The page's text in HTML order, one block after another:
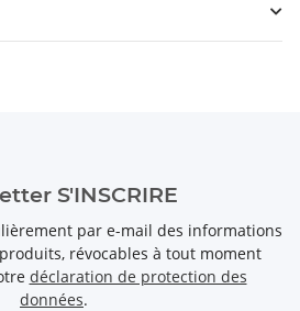
S'INSCRIRE
par e-mail des informations
révocables à tout moment
déclaration de protection des
données.